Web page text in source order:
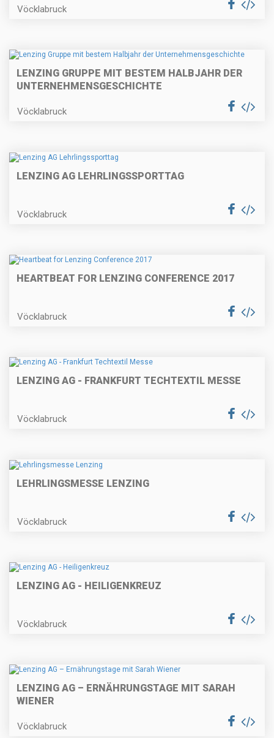
Vöcklabruck
LENZING GRUPPE MIT BESTEM HALBJAHR DER
UNTERNEHMENSGESCHICHTE
Vöcklabruck
LENZING AG LEHRLINGSSPORTTAG
Vöcklabruck
HEARTBEAT FOR LENZING CONFERENCE 2017
Vöcklabruck
LENZING AG - FRANKFURT TECHTEXTIL MESSE
Vöcklabruck
LEHRLINGSMESSE LENZING
Vöcklabruck
LENZING AG - HEILIGENKREUZ
Vöcklabruck
LENZING AG – ERNÄHRUNGSTAGE MIT SARAH
WIENER
Vöcklabruck